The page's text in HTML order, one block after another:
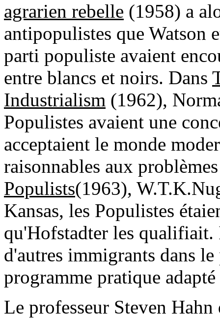
agrarien rebelle (1958) a
antipopulistes que Watson
parti populiste avaient
entre blancs et noirs. Dans
Industrialism (1962),
Populistes avaient une
acceptaient le monde
raisonnables aux
Populists(1963),
Kansas, les Populistes
qu'Hofstadter les
d'autres immigrants dans
programme pratique
Le professeur Steven